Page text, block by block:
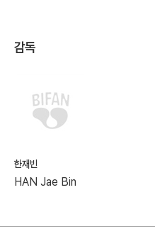
감독
한재빈
HAN Jae Bin